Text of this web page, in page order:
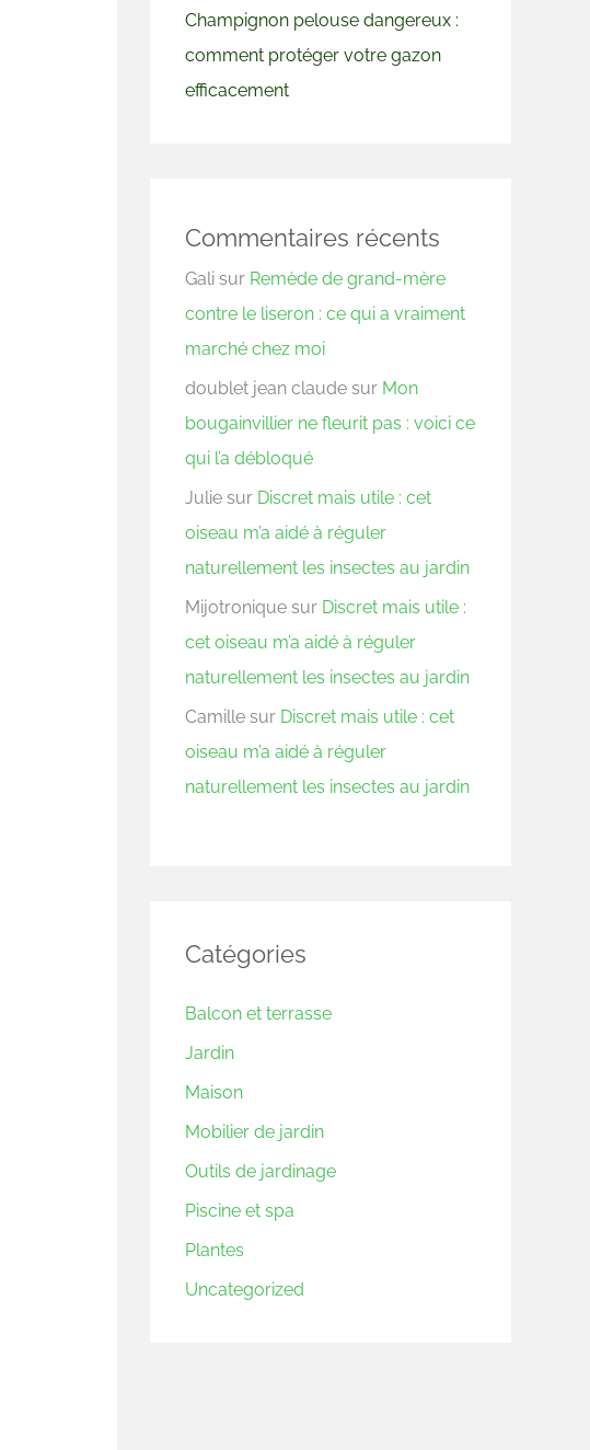
Champignon pelouse dangereux :
comment protéger votre gazon
efficacement
Commentaires récents
Gali sur Remède de grand-mère
contre le liseron : ce qui a vraiment
marché chez moi
doublet jean claude sur Mon
bougainvillier ne fleurit pas : voici ce
qui l’a débloqué
Julie sur Discret mais utile : cet
oiseau m’a aidé à réguler
naturellement les insectes au jardin
Mijotronique sur Discret mais utile :
cet oiseau m’a aidé à réguler
naturellement les insectes au jardin
Camille sur Discret mais utile : cet
oiseau m’a aidé à réguler
naturellement les insectes au jardin
Catégories
Balcon et terrasse
Jardin
Maison
Mobilier de jardin
Outils de jardinage
Piscine et spa
Plantes
Uncategorized